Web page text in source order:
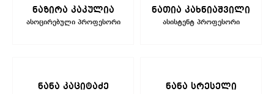
ნაზირა კაკულია
ასოცირებული პროფესორი
ნათია კახნიაშვილი
ასისტენტ პროფესორი
ნანა კაციტაძე ნანა სრესელი